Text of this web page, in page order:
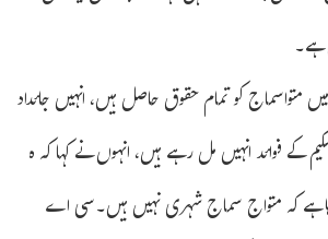
ہے۔
متواسماج کو تمام حقوق حاصل ہیں، انہیں جائداد
کے فوائد انہیں مل رہے ہیں، انہوں نے کہا کہ ہ
ہے کہ متواج سماج شہری نہیں ہیں۔سی اے